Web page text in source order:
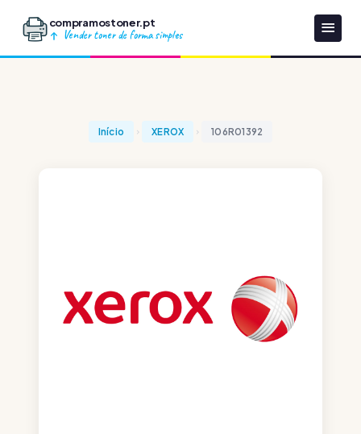
compramostoner.pt
Vender toner de forma simples
Início XEROX 106R01392